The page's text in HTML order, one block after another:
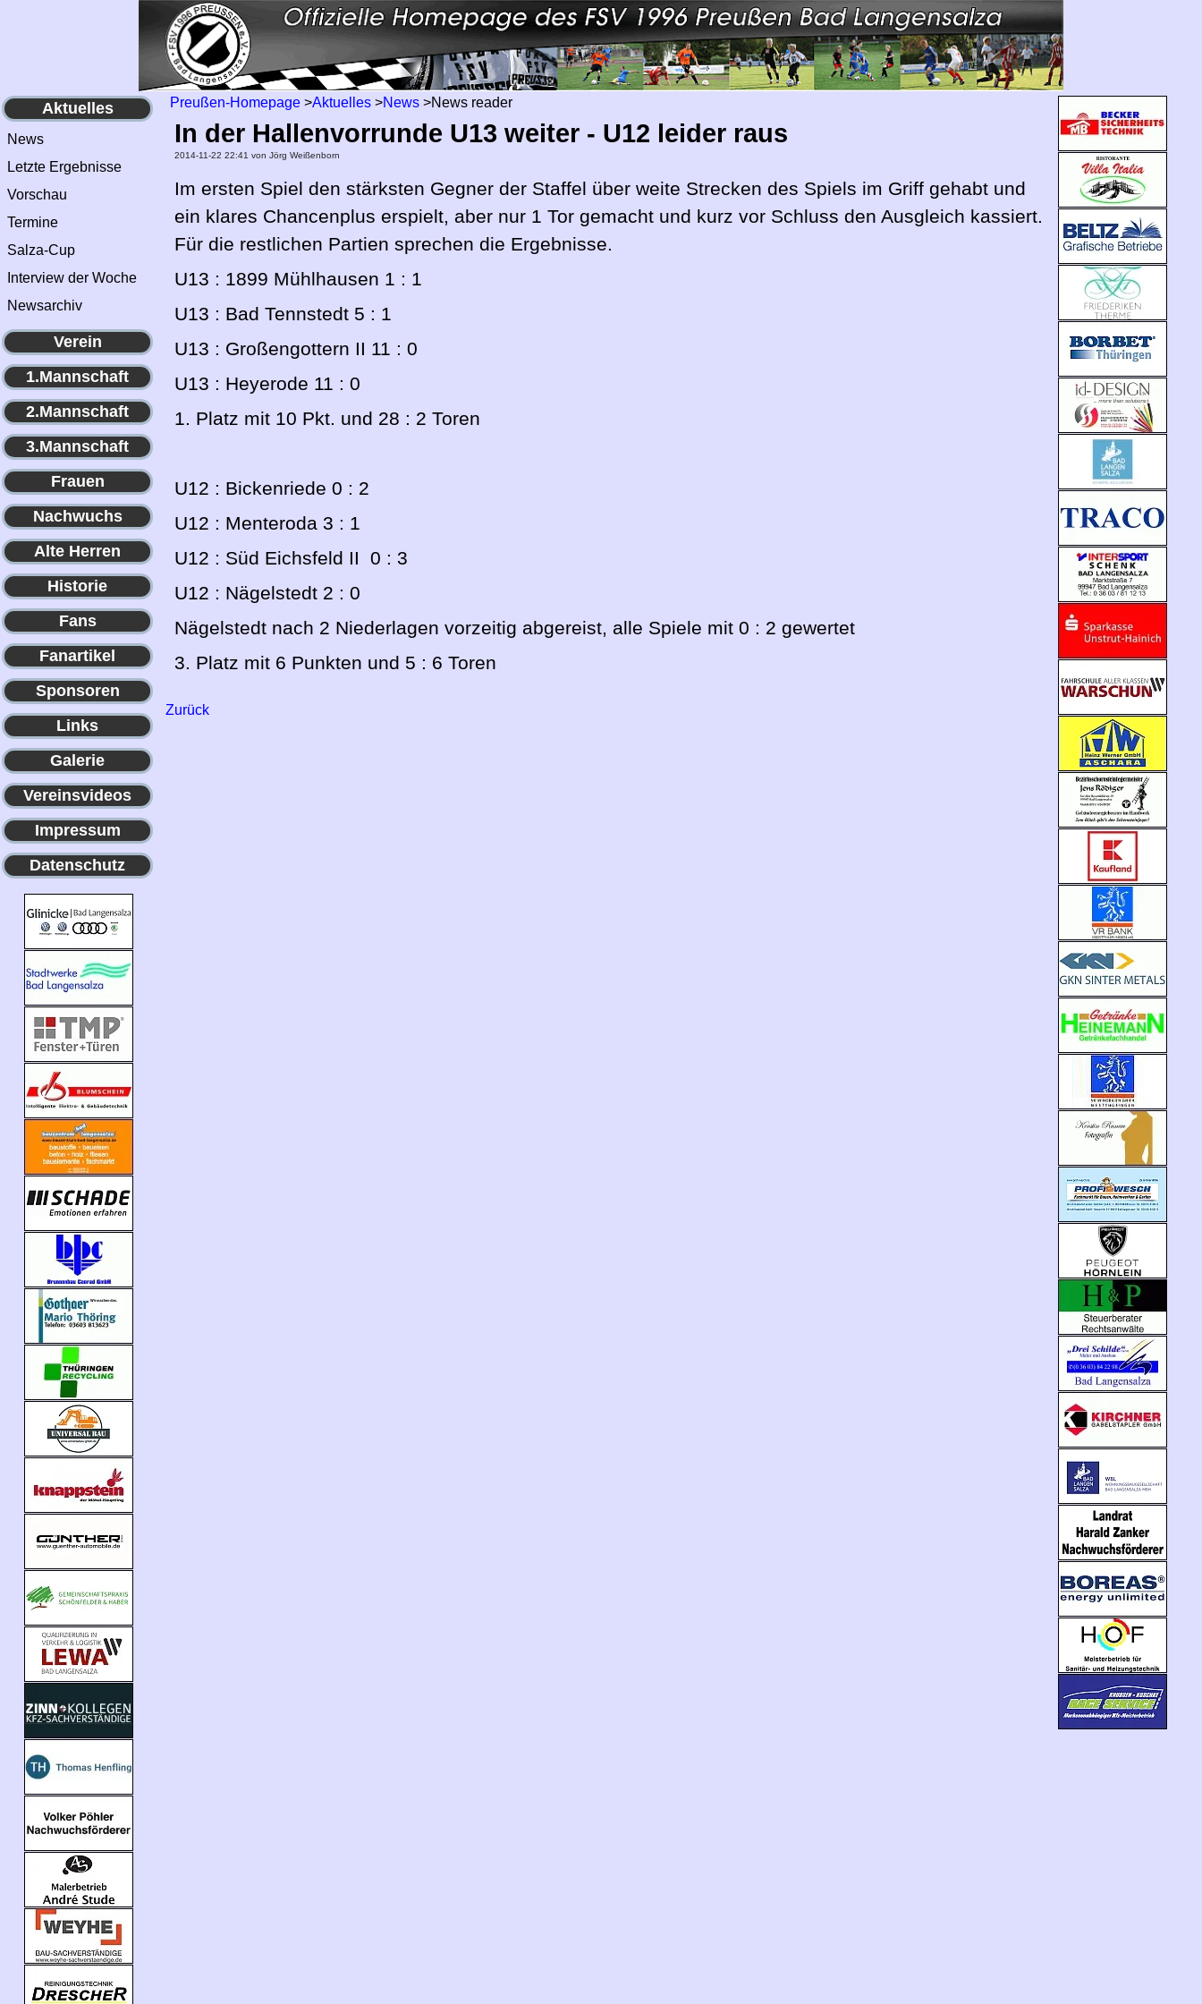
Aktuelles
News
Letzte Ergebnisse
Vorschau
Termine
Salza-Cup
Interview der Woche
Newsarchiv
Verein
1.Mannschaft
2.Mannschaft
3.Mannschaft
Frauen
Nachwuchs
Alte Herren
Historie
Fans
Fanartikel
Sponsoren
Links
Galerie
Vereinsvideos
Impressum
Datenschutz
Preußen-Homepage>Aktuelles>News>News reader
In der Hallenvorrunde U13 weiter - U12 leider raus
2014-11-22 22:41 von Jörg Weißenborn
Im ersten Spiel den stärksten Gegner der Staffel über weite Strecken des Spiels im Griff gehabt und
ein klares Chancenplus erspielt, aber nur 1 Tor gemacht und kurz vor Schluss den Ausgleich kassiert.
Für die restlichen Partien sprechen die Ergebnisse.
U13 : 1899 Mühlhausen 1 : 1
U13 : Bad Tennstedt 5 : 1
U13 : Großengottern II 11 : 0
U13 : Heyerode 11 : 0
1. Platz mit 10 Pkt. und 28 : 2 Toren
U12 : Bickenriede 0 : 2
U12 : Menteroda 3 : 1
U12 : Süd Eichsfeld II 0 : 3
U12 : Nägelstedt 2 : 0
Nägelstedt nach 2 Niederlagen vorzeitig abgereist, alle Spiele mit 0 : 2 gewertet
3. Platz mit 6 Punkten und 5 : 6 Toren
Zurück